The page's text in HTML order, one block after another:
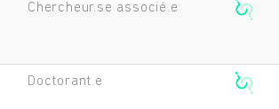
Chercheur.se associé.e
Doctorant.e